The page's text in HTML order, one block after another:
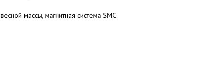
массы, магнитная система SMC